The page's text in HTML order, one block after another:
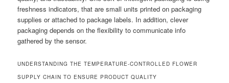
freshness indicators, that are small units printed on packaging
supplies or attached to package labels. In addition, clever
packaging depends on the flexibility to communicate info
gathered by the sensor.
UNDERSTANDING THE TEMPERATURE-CONTROLLED FLOWER
SUPPLY CHAIN TO ENSURE PRODUCT QUALITY